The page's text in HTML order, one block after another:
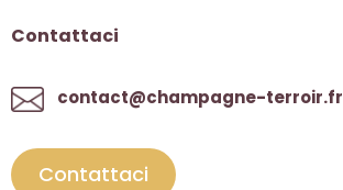
Contattaci
contact@champagne-terroir.fr
Contattaci